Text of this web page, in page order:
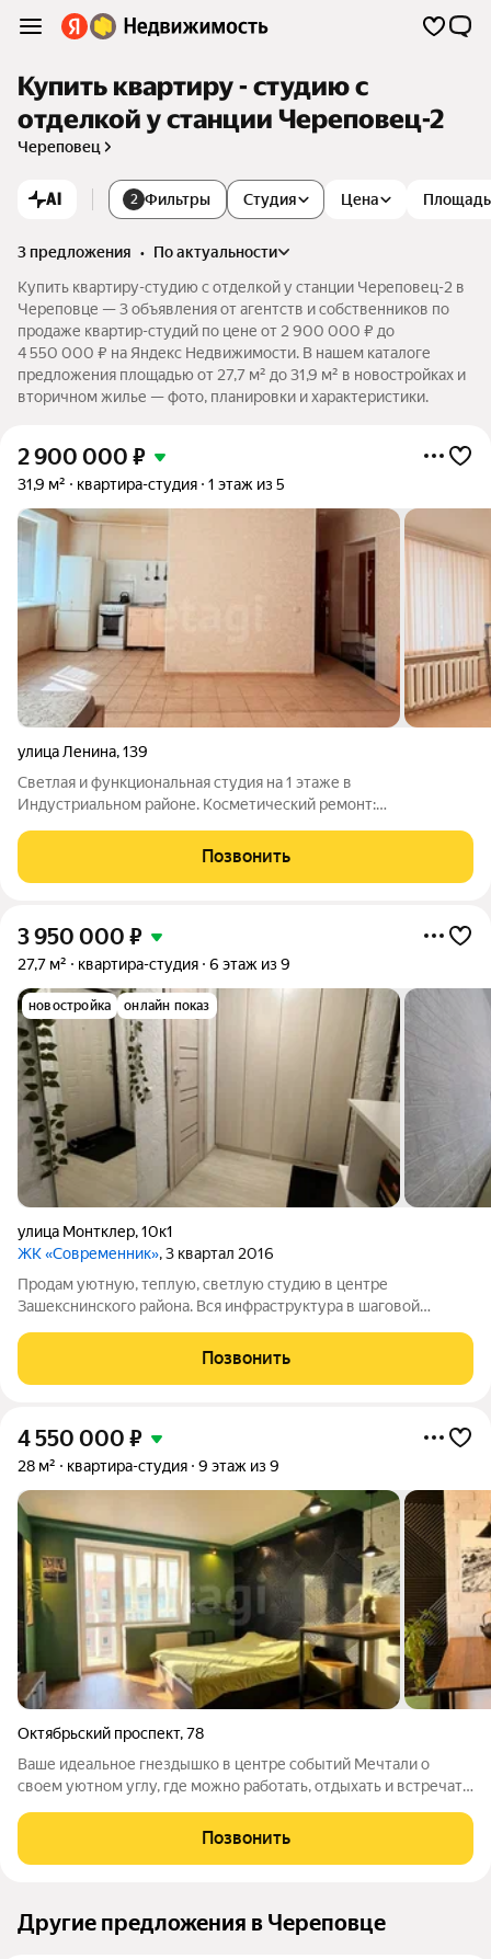
Купить квартиру - студию с
отделкой у станции Череповец-2
Череповец
AI 2 Фильтры Студия Цена Площадь
3 предложения •
по актуальности
Купить квартиру-студию с отделкой у станции Череповец-2 в
Череповце — 3 объявления от агентств и собственников по
продаже квартир-студий по цене от 2 900 000 ₽ до
4 550 000 ₽ на Яндекс Недвижимости. В нашем каталоге
предложения площадью от 27,7 м² до 31,9 м² в новостройках и
вторичном жилье — фото, планировки и характеристики.
2 900 000 ₽
31,9 м² квартира-студия 1 этаж из 5
улица Ленина,139
Светлая и функциональная студия на 1 этаже в
Индустриальном районе. Косметический ремонт:
выровнены и оклеены обоями под покраску, за которыми
легко ухаживать, на полу плитка (прослужит долго,
Позвонить
3 950 000 ₽
27,7 м² квартира-студия 6 этаж из 9
новостройка онлайн показ
улица Монтклер,10к1
ЖК «Современник», 3 квартал 2016
Продам уютную, теплую, светлую студию в центре
Зашекснинского района. Вся инфраструктура в шаговой
поликлиники, салоны красоты, рестораны, и т.д. 27.7 кв. м на 6
Позвонить
4 550 000 ₽
28 м² квартира-студия 9 этаж из 9
Октябрьский проспект,78
Ваше идеальное гнездышко в центре событий Мечтали о
своем уютном углу, где можно работать, отдыхать и встречать
Представьте: вы просыпаетесь в спальной зоне, где нет запаха
еды благодаря мощной
Позвонить
Другие предложения в Череповце